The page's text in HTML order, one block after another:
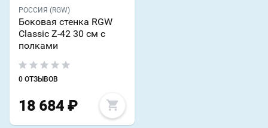
РОССИЯ (RGW)
Боковая стенка RGW
Classic Z-42 30 см с
полками
0 ОТЗЫВОВ
18 684 ₽